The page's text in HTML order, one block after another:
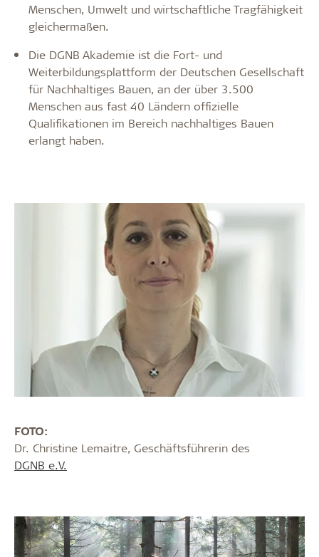
Menschen, Umwelt und wirtschaftliche Tragfähigkeit
gleichermaßen.
Die DGNB Akademie ist die Fort- und
Weiterbildungsplattform der Deutschen Gesellschaft
für Nachhaltiges Bauen, an der über 3.500
Menschen aus fast 40 Ländern offizielle
Qualifikationen im Bereich nachhaltiges Bauen
erlangt haben.
FOTO:
Dr. Christine Lemaitre, Geschäftsführerin des
DGNB e.V.